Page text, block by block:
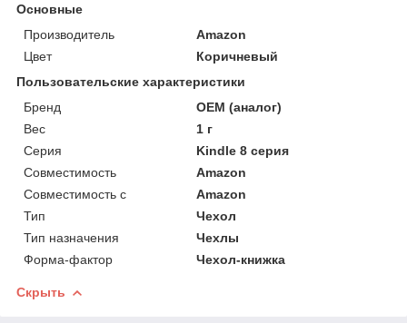
Основные
Производитель
Amazon
Цвет
Коричневый
Пользовательские характеристики
Бренд
OEM (аналог)
Вес
1 г
Серия
Kindle 8 серия
Совместимость
Amazon
Совместимость с
Amazon
Тип
Чехол
Тип назначения
Чехлы
Форма-фактор
Чехол-книжка
Скрыть